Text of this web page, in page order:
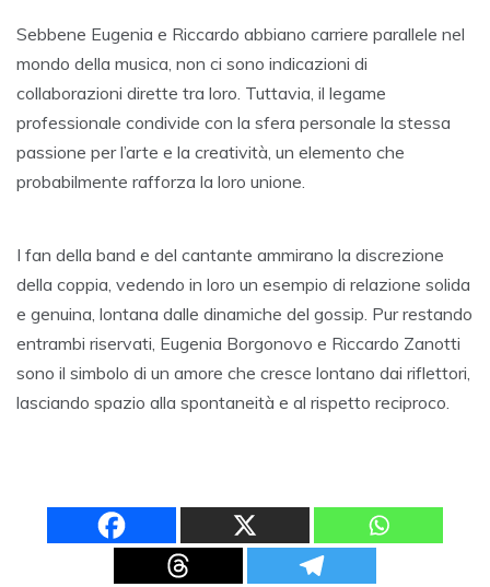
Sebbene Eugenia e Riccardo abbiano carriere parallele nel
mondo della musica, non ci sono indicazioni di
collaborazioni dirette tra loro. Tuttavia, il legame
professionale condivide con la sfera personale la stessa
passione per l’arte e la creatività, un elemento che
probabilmente rafforza la loro unione.
I fan della band e del cantante ammirano la discrezione
della coppia, vedendo in loro un esempio di relazione solida
e genuina, lontana dalle dinamiche del gossip. Pur restando
entrambi riservati, Eugenia Borgonovo e Riccardo Zanotti
sono il simbolo di un amore che cresce lontano dai riflettori,
lasciando spazio alla spontaneità e al rispetto reciproco.